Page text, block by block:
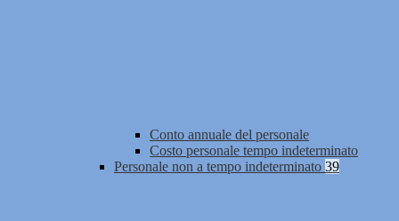
Conto annuale del personale
Costo personale tempo indeterminato
Personale non a tempo indeterminato 39